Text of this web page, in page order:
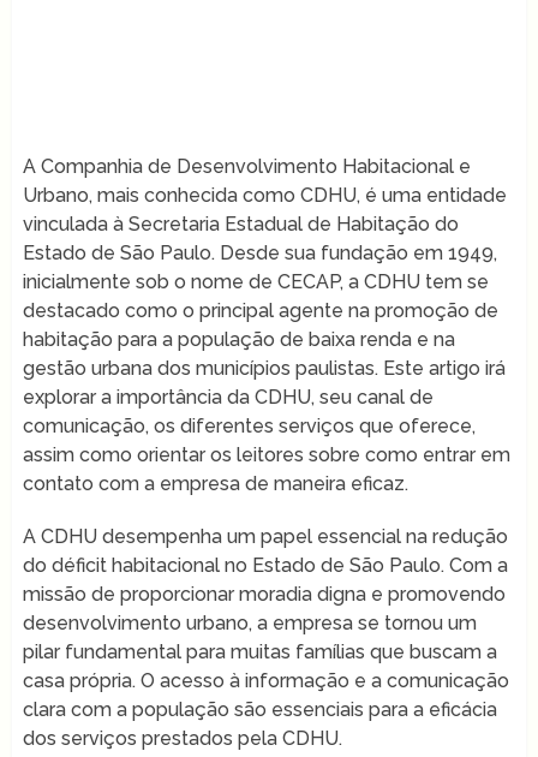
A Companhia de Desenvolvimento Habitacional e
Urbano, mais conhecida como CDHU, é uma entidade
vinculada à Secretaria Estadual de Habitação do
Estado de São Paulo. Desde sua fundação em 1949,
inicialmente sob o nome de CECAP, a CDHU tem se
destacado como o principal agente na promoção de
habitação para a população de baixa renda e na
gestão urbana dos municípios paulistas. Este artigo irá
explorar a importância da CDHU, seu canal de
comunicação, os diferentes serviços que oferece,
assim como orientar os leitores sobre como entrar em
contato com a empresa de maneira eficaz.
A CDHU desempenha um papel essencial na redução
do déficit habitacional no Estado de São Paulo. Com a
missão de proporcionar moradia digna e promovendo
desenvolvimento urbano, a empresa se tornou um
pilar fundamental para muitas famílias que buscam a
casa própria. O acesso à informação e a comunicação
clara com a população são essenciais para a eficácia
dos serviços prestados pela CDHU.